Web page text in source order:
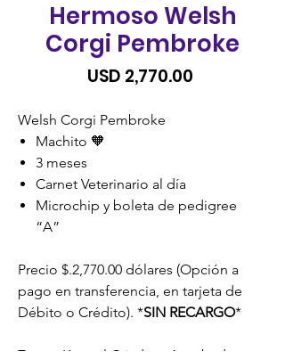
Hermoso Welsh
Corgi Pembroke
USD 2,770.00
Welsh Corgi Pembroke
Machito 🧡
3 meses
Carnet Veterinario al día
Microchip y boleta de pedigree
“A”
Precio $.2,770.00 dólares (Opción a
pago en transferencia, en tarjeta de
Débito o Crédito). *SIN RECARGO*
Zoona Kennel Criadero Aprobado y